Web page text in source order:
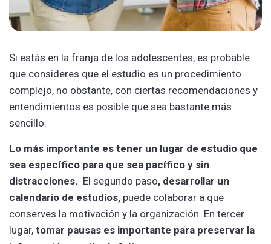
Si estás en la franja de los adolescentes, es probable
que consideres que el estudio es un procedimiento
complejo, no obstante, con ciertas recomendaciones y
entendimientos es posible que sea bastante más
sencillo.
Lo más importante es tener un lugar de estudio que
sea específico para que sea pacífico y sin
distracciones. El segundo paso, desarrollar un
calendario de estudios, puede colaborar a que
conserves la motivación y la organización. En tercer
lugar, tomar pausas es importante para preservar la